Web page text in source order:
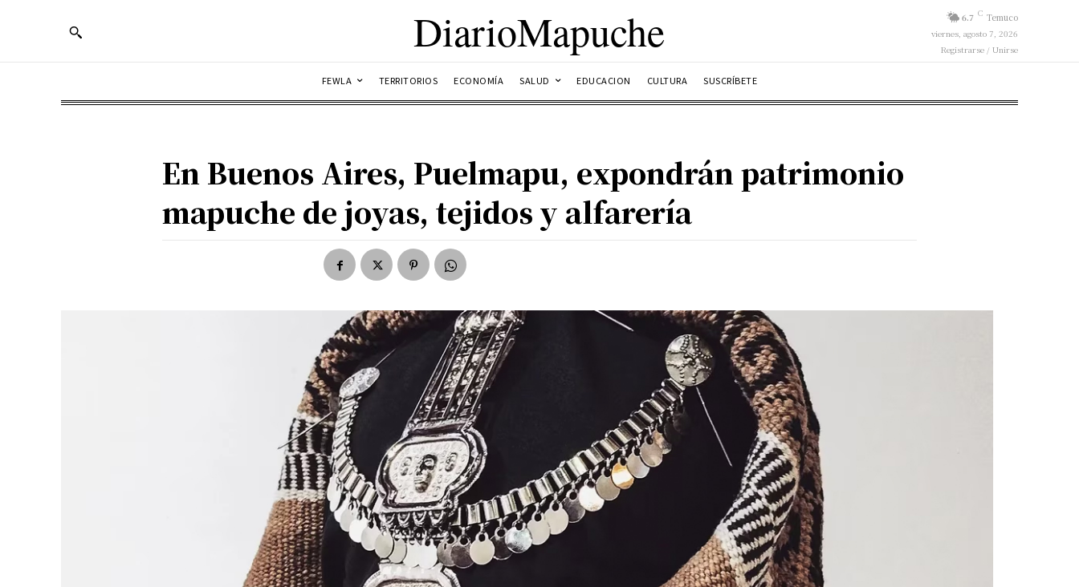
DiarioMapuche 6.7 C Temuco
viernes, agosto 7, 2026
Registrarse / Unirse
FEWLA TERRITORIOS ECONOMÍA SALUD EDUCACION CULTURA SUSCRÍBETE
En Buenos Aires, Puelmapu, expondrán patrimonio
mapuche de joyas, tejidos y alfarería